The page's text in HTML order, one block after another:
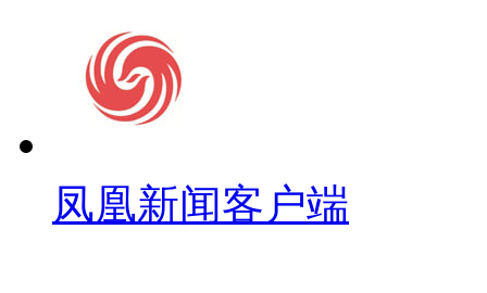
凤凰新闻客户端